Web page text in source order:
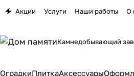
Акции Услуги Наши работы О
Камнедобывающий
ОградкиПлиткаАксессуары